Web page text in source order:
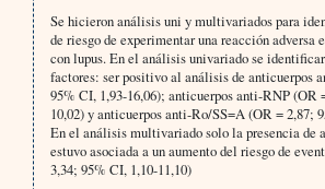
Se hicieron análisis uni y multivariados para
de riesgo de experimentar una reacción adversa
con lupus. En el análisis univariado se
factores: ser positivo al análisis de anticuerpos
95% CI, 1,93-16,06); anticuerpos anti-RNP (OR
10,02) y anticuerpos anti-Ro/SS=A (OR = 2,87;
En el análisis multivariado solo la presencia de
estuvo asociada a un aumento del riesgo de
3,34; 95% CI, 1,10-11,10)